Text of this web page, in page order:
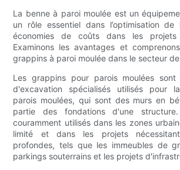
La benne à paroi moulée est un
un rôle essentiel dans l’optimisation de
économies de coûts dans les projets
Examinons les avantages et
grappins à paroi moulée dans le secteur
Les grappins pour parois moulées sont
d'excavation spécialisés utilisés pour
parois moulées, qui sont des murs en
partie des fondations d'une
couramment utilisés dans les zones
limité et dans les projets
profondes, tels que les immeubles de
parkings souterrains et les projets